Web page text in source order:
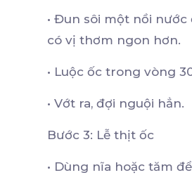
• Đun sôi một nồi nước
có vị thơm ngon hơn.
• Luộc ốc trong vòng
• Vớt ra, đợi nguội hẳn.
Bước 3: Lễ thịt ốc
• Dùng nĩa hoặc tăm